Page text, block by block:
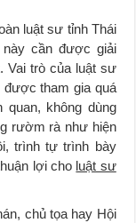
luật sư tỉnh Thái
cần được giải
Vai trò của luật sư
được tham gia quá
không dùng
rườm rà như hiện
trình tự trình bày
lợi cho luật sư
chủ tọa hay Hội